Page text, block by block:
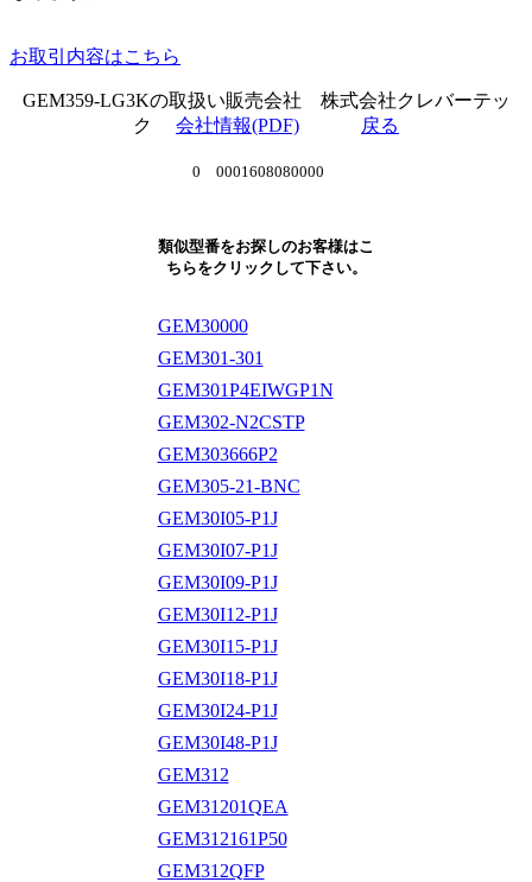
お取引内容はこちら
GEM359-LG3Kの取扱い販売会社 株式会社クレバーテッ
ク 会社情報(PDF) 戻る
0 0001608080000
類似型番をお探しのお客様はこ
ちらをクリックして下さい。
GEM30000
GEM301-301
GEM301P4EIWGP1N
GEM302-N2CSTP
GEM303666P2
GEM305-21-BNC
GEM30I05-P1J
GEM30I07-P1J
GEM30I09-P1J
GEM30I12-P1J
GEM30I15-P1J
GEM30I18-P1J
GEM30I24-P1J
GEM30I48-P1J
GEM312
GEM31201QEA
GEM312161P50
GEM312QFP